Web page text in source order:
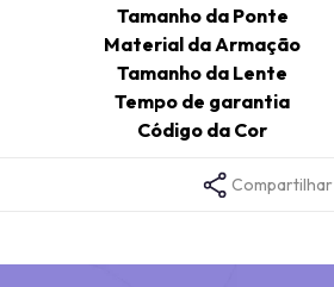
Tamanho da Ponte
Material da Armação
Tamanho da Lente
Tempo de garantia
Código da Cor
Compartilhar